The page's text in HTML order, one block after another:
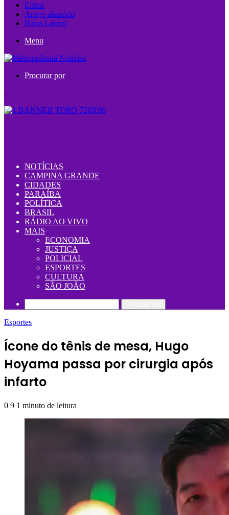
Entrar
Artigo aleatório
Barra Lateral
Menu
Procurar por
.
NOTÍCIAS
CAMPINA GRANDE
CIDADES
PARAÍBA
POLÍTICA
BRASIL
RÁDIO AO VIVO
MAIS
ECONOMIA
JUSTIÇA
POLICIAL
ESPORTES
CULTURA
SÃO JOÃO
Esportes
Ícone do tênis de mesa, Hugo
Hoyama passa por cirurgia após
infarto
0 9 1 minuto de leitura